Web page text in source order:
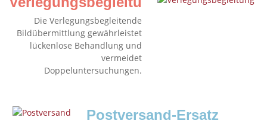
Die Verlegungsbegleitende
Bildübermittlung gewährleistet
lückenlose Behandlung und
vermeidet
Doppeluntersuchungen.
Postversand-Ersatz